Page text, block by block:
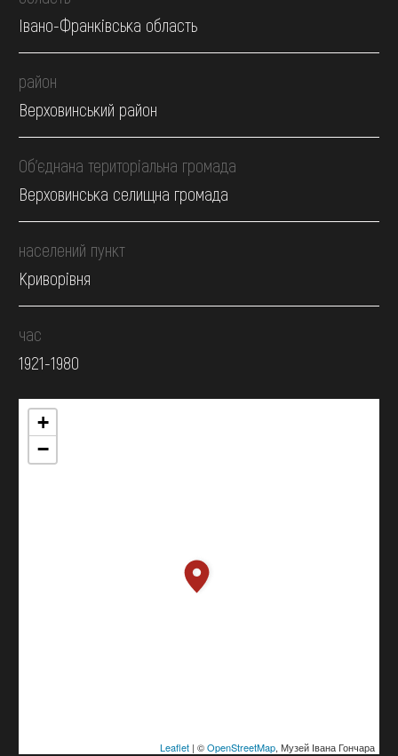
Івано-Франківська область
район
Верховинський район
Об’єднана територіальна громада
Верховинська селищна громада
населений пункт
Криворівня
час
1921-1980
+
−
Leaflet| ©OpenStreetMap, Музей Івана Гончара